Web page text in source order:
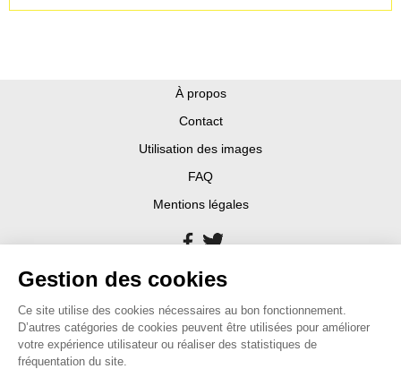
À propos
Contact
Utilisation des images
FAQ
Mentions légales
Gestion des cookies
Ce site utilise des cookies nécessaires au bon fonctionnement.
D’autres catégories de cookies peuvent être utilisées pour améliorer
votre expérience utilisateur ou réaliser des statistiques de
fréquentation du site.